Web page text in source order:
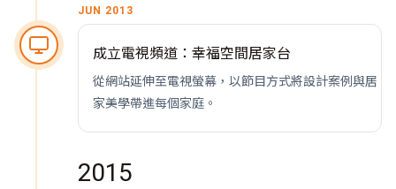
JUN 2013
成立電視頻道：幸福空間居家台
從網站延伸至電視螢幕，以節目方式將設計案例與居
家美學帶進每個家庭。
2015